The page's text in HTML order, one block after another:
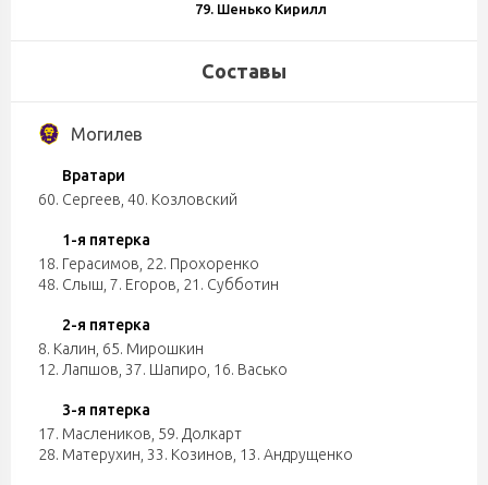
79. Шенько Кирилл
Составы
Могилев
Вратари
60. Сергеев 40. Козловский
1-я пятерка
18. Герасимов 22. Прохоренко
48. Слыш 7. Егоров 21. Субботин
2-я пятерка
8. Калин 65. Мирошкин
12. Лапшов 37. Шапиро 16. Васько
3-я пятерка
17. Маслеников 59. Долкарт
28. Матерухин 33. Козинов 13. Андрущенко